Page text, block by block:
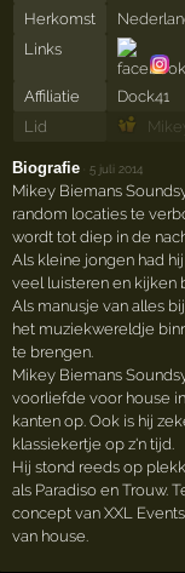
Herkomst
Links
Affiliatie
Dock41
Lid
Biografie ·5 juli 2014
Mikey Biemans
random locaties te
wordt tot diep in de
Als kleine jongen had
veel luisteren en kijken
Als manusje van alles
het muziekwereldje
te brengen.
Mikey Biemans
voorliefde voor house
kanten op. Ook is hij
klassiekertje op z'n tijd.
Hij stond reeds op
als Paradiso en Trouw.
concept van XXL
van house.